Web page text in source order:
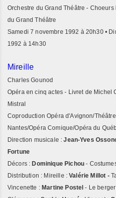
Orchestre du Grand Théâtre -
du Grand Théâtre
Samedi 7 novembre 1992 à 20h30 •
1992 à 14h30
Mireille
Charles Gounod
Opéra en cinq actes - Livret de Michel
Mistral
Coproduction Opéra d'Avignon/
Nantes/Opéra Comique/Opéra du
Direction musicale :Jean-Yves
Fortune
Décors : Dominique Pichou-
Distribution : Mireille : Valérie Millot -
Vincenette :Martine Postel - Le